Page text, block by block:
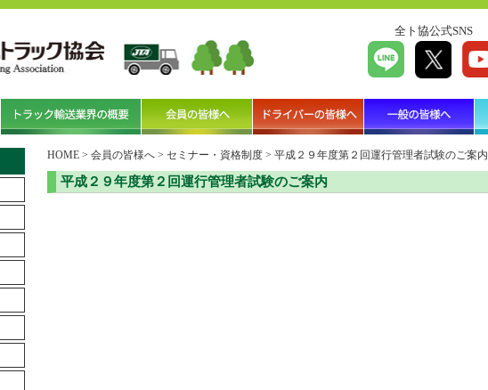
全ト協公式SNS
HOME > 会員の皆様へ > セミナー・資格制度 > 平成２９年度第２回運行管理者試験のご案内
平成２９年度第２回運行管理者試験のご案内